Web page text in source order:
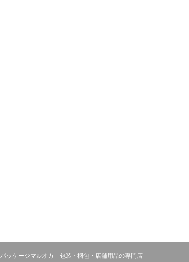
パッケージマルオカ 包装・梱包・店舗用品の専門店